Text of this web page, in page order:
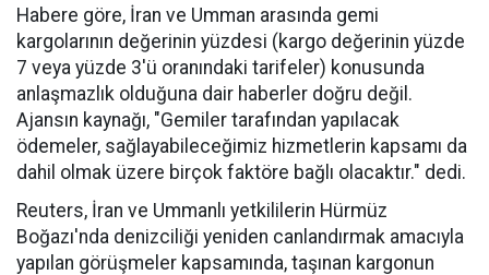
Habere göre, İran ve Umman arasında gemi
kargolarının değerinin yüzdesi (kargo değerinin yüzde
7 veya yüzde 3'ü oranındaki tarifeler) konusunda
anlaşmazlık olduğuna dair haberler doğru değil.
Ajansın kaynağı, "Gemiler tarafından yapılacak
ödemeler, sağlayabileceğimiz hizmetlerin kapsamı da
dahil olmak üzere birçok faktöre bağlı olacaktır." dedi.
Reuters, İran ve Ummanlı yetkililerin Hürmüz
Boğazı'nda denizciliği yeniden canlandırmak amacıyla
yapılan görüşmeler kapsamında, taşınan kargonun